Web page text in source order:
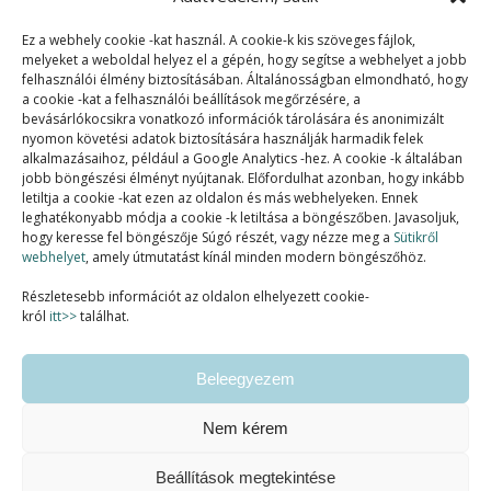
Ez a webhely cookie -kat használ. A cookie-k kis szöveges fájlok,
melyeket a weboldal helyez el a gépén, hogy segítse a webhelyet a jobb
felhasználói élmény biztosításában. Általánosságban elmondható, hogy
a cookie -kat a felhasználói beállítások megőrzésére, a
bevásárlókocsikra vonatkozó információk tárolására és anonimizált
nyomon követési adatok biztosítására használják harmadik felek
alkalmazásaihoz, például a Google Analytics -hez. A cookie -k általában
jobb böngészési élményt nyújtanak. Előfordulhat azonban, hogy inkább
letiltja a cookie -kat ezen az oldalon és más webhelyeken. Ennek
leghatékonyabb módja a cookie -k letiltása a böngészőben. Javasoljuk,
hogy keresse fel böngészője Súgó részét, vagy nézze meg a Sütikről
webhelyet, amely útmutatást kínál minden modern böngészőhöz.
Részletesebb információt az oldalon elhelyezett cookie-
król itt>>találhat.
Beleegyezem
Nem kérem
Beállítások megtekintése
SZAKMAI TAGSÁGOK: